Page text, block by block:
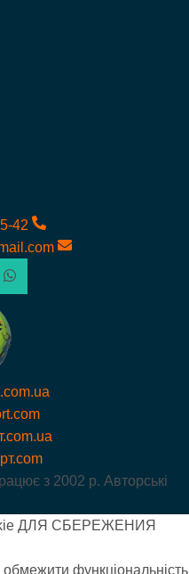
42
з 2002 р. Авторські
ДЛЯ СБЕРЕЖЕНИЯ
функціональність